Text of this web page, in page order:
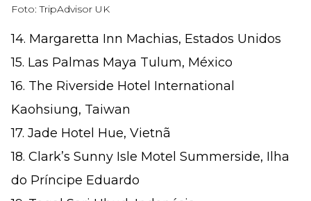
Foto: TripAdvisor UK
14. Margaretta Inn Machias, Estados Unidos
15. Las Palmas Maya Tulum, México
16. The Riverside Hotel International
Kaohsiung, Taiwan
17. Jade Hotel Hue, Vietnã
18. Clark’s Sunny Isle Motel Summerside, Ilha
do Príncipe Eduardo